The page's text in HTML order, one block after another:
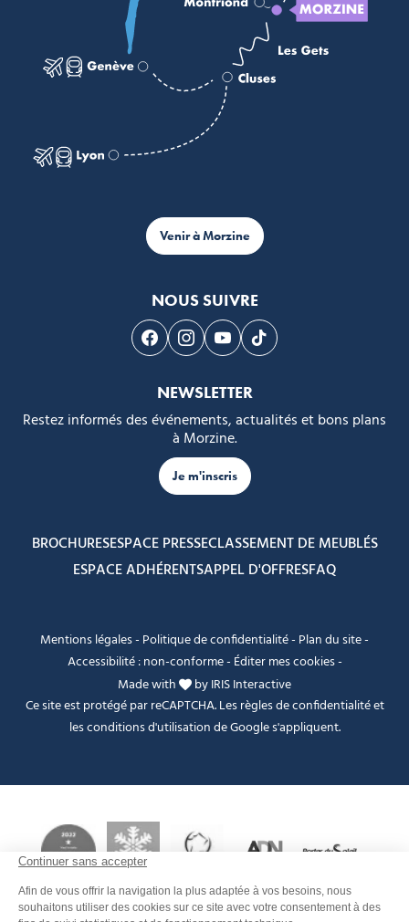
Venir à Morzine
NOUS SUIVRE
Suivez-nous sur Facebook
Suivez-nous sur Instagram
Suivez-nous sur Youtube
Suivez-nous sur
NEWSLETTER
Restez informés des événements, actualités et bons plans
à Morzine.
Je m'inscris
BROCHURESESPACE PRESSECLASSEMENT DE MEUBLÉS
ESPACE ADHÉRENTSAPPEL D'OFFRESFAQ
Mentions légales- Politique de confidentialité- Plan du site-
Accessibilité : non-conforme- Éditer mes cookies-
Made with
byIRIS Interactive
Ce site est protégé par reCAPTCHA. Lesrègles de confidentialitéet
lesconditions d'utilisationde Google s'appliquent.